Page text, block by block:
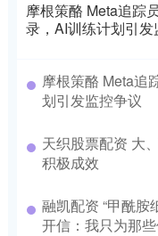
摩根策酪 Meta追踪
录，AI训练计划引发
摩根策酪 Meta追
划引发监控争议
天织股票配资 大
积极成效
融凯配资 “甲酰胺
开信：我只为那